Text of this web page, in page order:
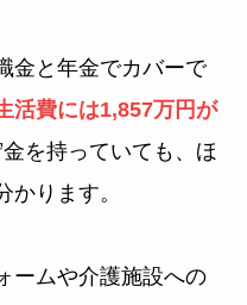
金と年金でカバーで
活費には1,857万円が
を持っていても、ほ
ります。
ームや介護施設への